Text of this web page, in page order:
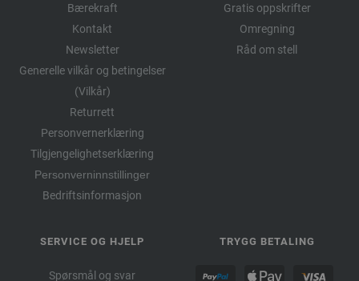
Bærekraft
Kontakt
Newsletter
Generelle vilkår og betingelser
(Vilkår)
Returrett
Personvernerklæring
Tilgjengelighetserklæring
Personverninnstillinger
Bedriftsinformasjon
Gratis oppskrifter
Omregning
Råd om stell
SERVICE OG HJELP
Spørsmål og svar
TRYGG BETALING